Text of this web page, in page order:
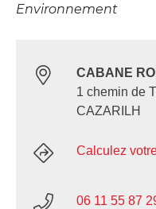
Environnement
CABANE
1 chemin de
CAZARILH
Calculez
06 11 55 87